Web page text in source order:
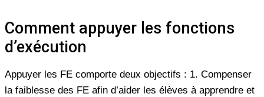
Comment appuyer les fonctions
d’exécution
Appuyer les FE comporte deux objectifs : 1. Compenser
la faiblesse des FE afin d’aider les élèves à apprendre et